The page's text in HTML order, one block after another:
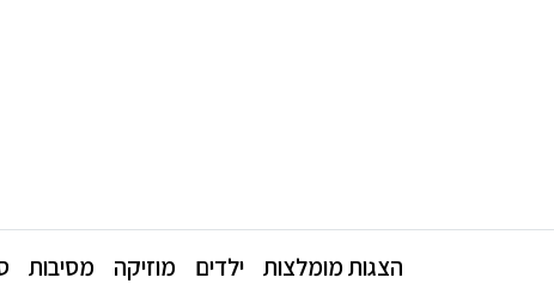
הצגות מומלצות ילדים מוזיקה מסיבות